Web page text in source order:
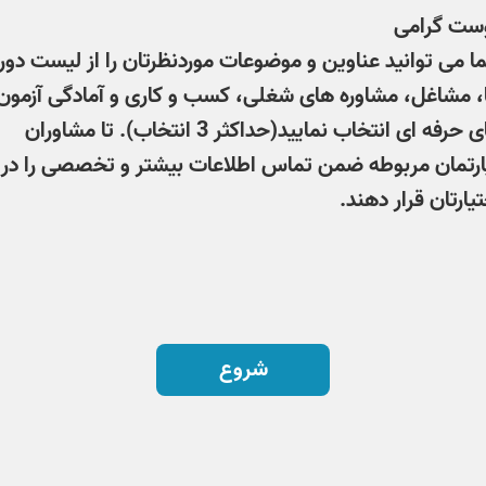
گرامی
می توانید عناوین و موضوعات موردنظرتان را از لیست
مشاغل، مشاوره های شغلی، کسب و کاری و آمادگی
های حرفه ای انتخاب نمایید(حداکثر 3 انتخاب). تا مشاوران
مربوطه ضمن تماس اطلاعات بیشتر و تخصصی را در
قرار دهند.
شروع